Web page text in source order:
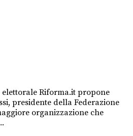
Riforma.it propone
presidente della Federazione
organizzazione che